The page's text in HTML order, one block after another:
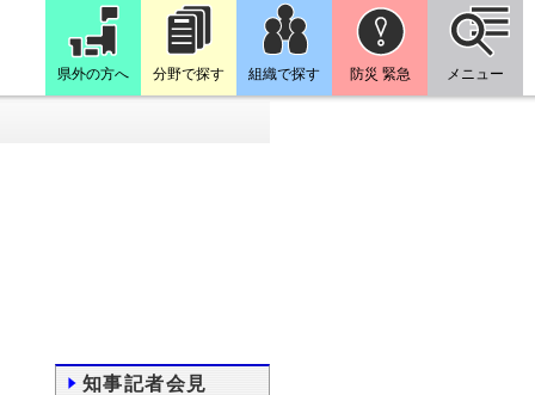
県外の方へ 分野で探す 組織で探す 防災 緊急 メニュー
知事記者会見